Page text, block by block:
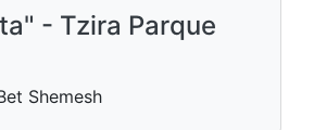
- Tzira Parque
Shemesh